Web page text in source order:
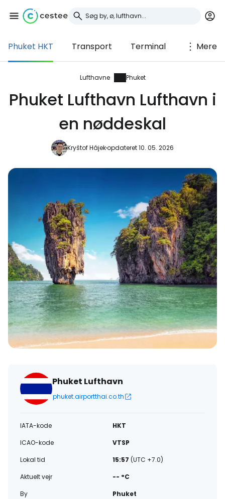
Phuket HKT Transport Terminal Mere
Lufthavne Phuket
Phuket Lufthavn Lufthavn i
en nøddeskal
Kryštof Hájekopdateret 10. 05. 2026
Phuket Lufthavn
phuket.airportthai.co.th
IATA-kode
HKT
ICAO-kode
VTSP
Lokal tid
15:57 (UTC +7.0)
Aktuelt vejr
-- °C
By
Phuket
Log ind på Cestee
... det verdensomspændende
rejsefællesskab
Fortsæt med Google
Fortsæt med e-mail